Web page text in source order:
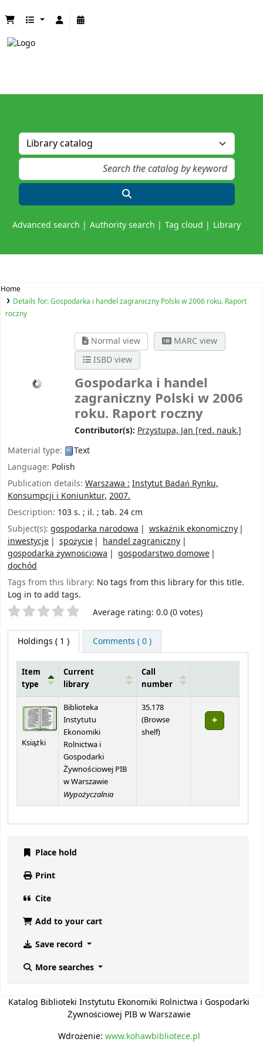
Advanced search Authority search Tag cloud Library
Home
Details for:Gospodarka i handel zagraniczny Polski w 2006 roku. Raport
roczny
Normal view
MARC view
ISBD view
Gospodarka i handel
zagraniczny Polski w 2006
roku. Raport roczny
Contributor(s): Przystupa, Jan [red. nauk.]
Material type:
Text
Language: Polish
Publication details: Warszawa : Instytut Badań Rynku,
Konsumpcji i Koniunktur, 2007.
Description: 103 s. ; il. ; tab. 24 cm
Subject(s): gospodarka narodowa
wskaźnik ekonomiczny
inwestycje
spożycie
handel zagraniczny
gospodarka żywnościowa
gospodarstwo domowe
dochód
Tags from this library: No tags from this library for this title.
Log in to add tags.
Star ratings Average rating: 0.0 (0 votes)
Holdings ( 1 ) Comments ( 0 )
Item
type
Current
library
Call
number
Książki
Biblioteka
Instytutu
Ekonomiki
Rolnictwa i
Gospodarki
Żywnościowej PIB
w Warszawie
Wypożyczalnia
35.178
(Browse
shelf(Opens below)
)
Place hold
Print
Cite
Add to your cart
Save record
More searches
Katalog Biblioteki Instytutu Ekonomiki Rolnictwa i Gospodarki
Żywnościowej PIB w Warszawie
Wdrożenie: www.kohawbibliotece.pl